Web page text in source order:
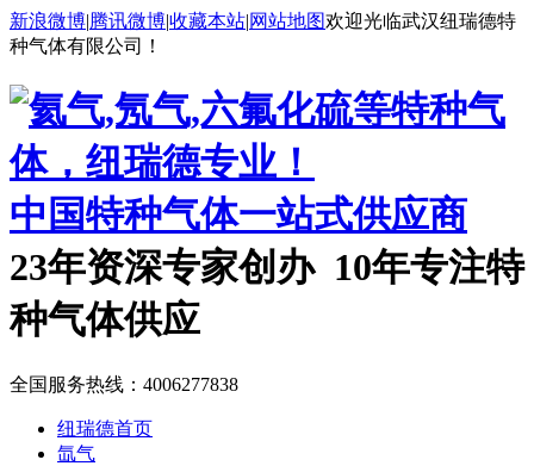
新浪微博|腾讯微博|收藏本站|网站地图欢迎光临武汉纽瑞德特
种气体有限公司！
中国特种气体一站式供应商
23年资深专家创办 10年专注特
种气体供应
全国服务热线： 4006277838
纽瑞德首页
氙气